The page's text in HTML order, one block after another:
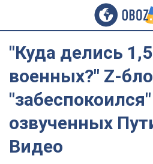
"Куда делись
военных?" Z-
озвученных
Видео